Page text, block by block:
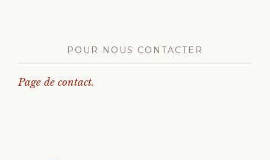
POUR NOUS CONTACTER
Page de contact.